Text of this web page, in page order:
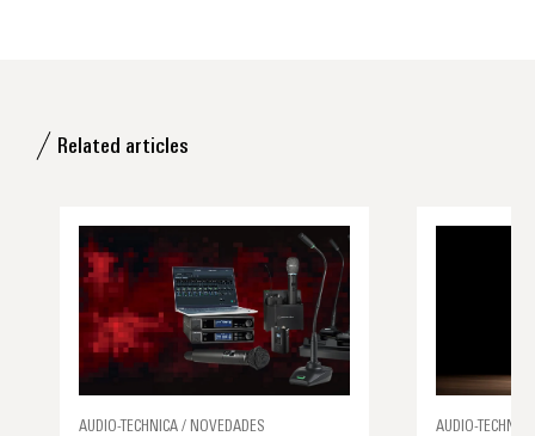
Related articles
AUDIO-TECHNICA / NOVEDADES AUDIO-